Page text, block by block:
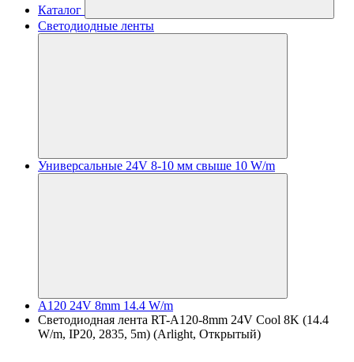
Каталог
Светодиодные ленты
Универсальные 24V 8-10 мм свыше 10 W/m
A120 24V 8mm 14.4 W/m
Светодиодная лента RT-A120-8mm 24V Cool 8K (14.4
W/m, IP20, 2835, 5m) (Arlight, Открытый)